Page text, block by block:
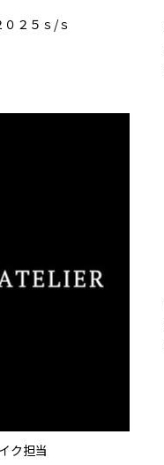
２５ｓ/ｓ
ク担当